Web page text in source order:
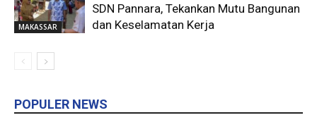
MAKASSAR
SDN Pannara, Tekankan Mutu Bangunan
dan Keselamatan Kerja
POPULER NEWS